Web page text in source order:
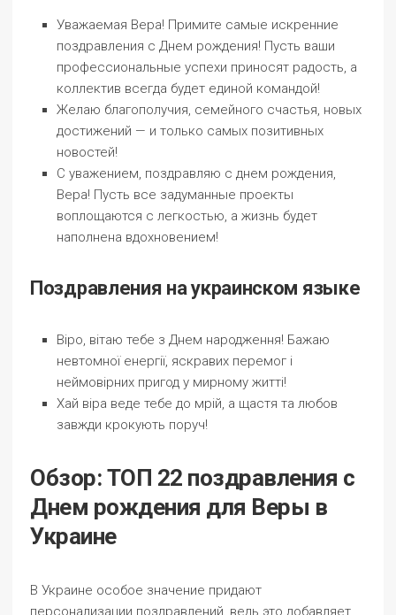
Уважаемая Вера! Примите самые искренние
поздравления с Днем рождения! Пусть ваши
профессиональные успехи приносят радость, а
коллектив всегда будет единой командой!
Желаю благополучия, семейного счастья, новых
достижений — и только самых позитивных
новостей!
С уважением, поздравляю с днем рождения,
Вера! Пусть все задуманные проекты
воплощаются с легкостью, а жизнь будет
наполнена вдохновением!
Поздравления на украинском языке
Віро, вітаю тебе з Днем народження! Бажаю
невтомної енергії, яскравих перемог і
неймовірних пригод у мирному житті!
Хай віра веде тебе до мрій, а щастя та любов
завжди крокують поруч!
Обзор: ТОП 22 поздравления с
Днем рождения для Веры в
Украине
В Украине особое значение придают
персонализации поздравлений, ведь это добавляет